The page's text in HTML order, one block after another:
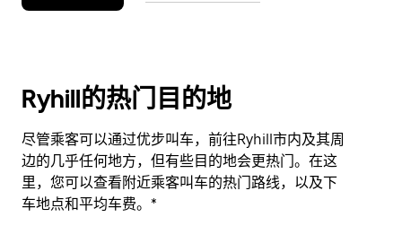
Ryhill的热门目的地
尽管乘客可以通过优步叫车，前往Ryhill市内及其周
边的几乎任何地方，但有些目的地会更热门。在这
里，您可以查看附近乘客叫车的热门路线，以及下
车地点和平均车费。*